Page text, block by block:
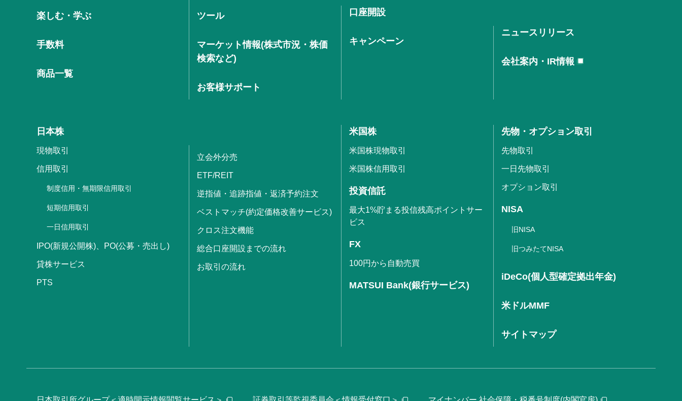
楽しむ・学ぶ
手数料
商品一覧
ツール
マーケット情報(株式市況・株価
検索など)
お客様サポート
口座開設
キャンペーン
ニュースリリース
会社案内・IR情報
日本株
現物取引
信用取引
制度信用・無期限信用取引
短期信用取引
一日信用取引
IPO(新規公開株)、PO(公募・売出し)
貸株サービス
PTS
立会外分売
ETF/REIT
逆指値・追跡指値・返済予約注文
ベストマッチ(約定価格改善サービス)
クロス注文機能
総合口座開設までの流れ
お取引の流れ
米国株
米国株現物取引
米国株信用取引
投資信託
最大1%貯まる投信残高ポイントサー
ビス
FX
100円から自動売買
MATSUI Bank(銀行サービス)
先物・オプション取引
先物取引
一日先物取引
オプション取引
NISA
旧NISA
旧つみたてNISA
iDeCo(個人型確定拠出年金)
米ドルMMF
サイトマップ